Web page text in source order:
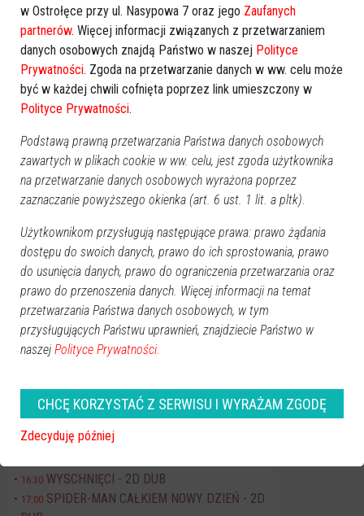
Polska
Budujemy
Kościół i społeczeństwo
TV Ostrołęka
Kalendarz imprez
sierpień 2026
Pn
Wt Śr Cz Pt So
Nd
27
28 29 30 31 1
2
10
11 12 13 14 15
16
17
18 19 20 21 22
23
24
25 26 27 28 29
30
31
1 2 3 4 5 6
Dzisiaj:
19:00 Art-Czwartek Ilona Jaworska
Kino JANTAR
11:00 FLEAK. FUTRZAK I JA - 2D DUB
16:30 WYSCHNIĘCI - 2D DUB
17:00 SPIDER-MAN CAŁKIEM NOWY DZIEŃ - 2D
w Ostrołęce przy ul. Nasypowa 7 oraz jego Zaufanych
partnerów. Więcej informacji związanych z przetwarzaniem
danych osobowych znajdą Państwo w naszej Polityce
Prywatności. Zgoda na przetwarzanie danych w ww. celu może
być w każdej chwili cofnięta poprzez link umieszczony w
Polityce Prywatności.
Podstawą prawną przetwarzania Państwa danych osobowych
zawartych w plikach cookie w ww. celu, jest zgoda użytkownika
na przetwarzanie danych osobowych wyrażona poprzez
zaznaczanie powyższego okienka (art. 6 ust. 1 lit. a pltk).
Użytkownikom przysługują następujące prawa: prawo żądania
dostępu do swoich danych, prawo do ich sprostowania, prawo
do usunięcia danych, prawo do ograniczenia przetwarzania oraz
prawo do przenoszenia danych. Więcej informacji na temat
przetwarzania Państwa danych osobowych, w tym
przysługujących Państwu uprawnień, znajdziecie Państwo w
naszej Polityce Prywatności.
CHCĘ KORZYSTAĆ Z SERWISU I WYRAŻAM ZGODĘ
Zdecyduję później